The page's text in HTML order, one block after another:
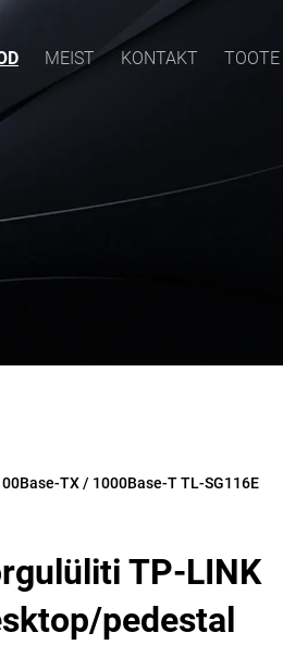
MEIST KONTAKT
TX / 1000Base-T TL-SG116E
TP-LINK
pedestal